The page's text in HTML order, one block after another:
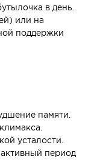
в день.
или на
поддержки
памяти.
усталости.
период